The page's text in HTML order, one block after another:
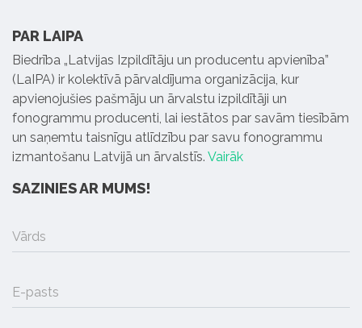
PAR LAIPA
Biedrība „Latvijas Izpildītāju un producentu apvienība”
(LaIPA) ir kolektīvā pārvaldījuma organizācija, kur
apvienojušies pašmāju un ārvalstu izpildītāji un
fonogrammu producenti, lai iestātos par savām tiesībām
un saņemtu taisnīgu atlīdzību par savu fonogrammu
izmantošanu Latvijā un ārvalstīs. Vairāk
SAZINIES AR MUMS!
Vārds
E-pasts